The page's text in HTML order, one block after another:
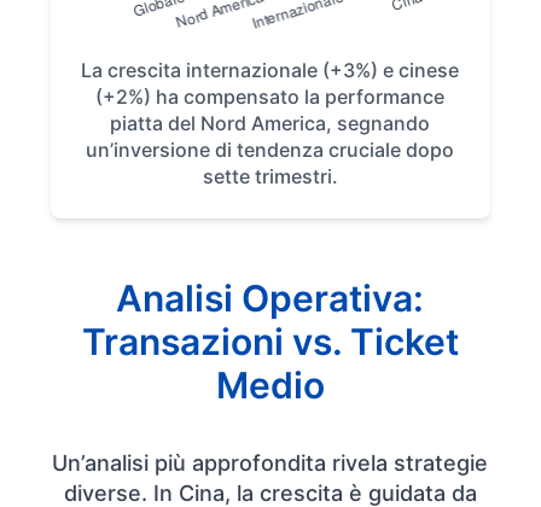
La crescita internazionale (+3%) e cinese
(+2%) ha compensato la performance
piatta del Nord America, segnando
un’inversione di tendenza cruciale dopo
sette trimestri.
Analisi Operativa:
Transazioni vs. Ticket
Medio
Un’analisi più approfondita rivela strategie
diverse. In Cina, la crescita è guidata da